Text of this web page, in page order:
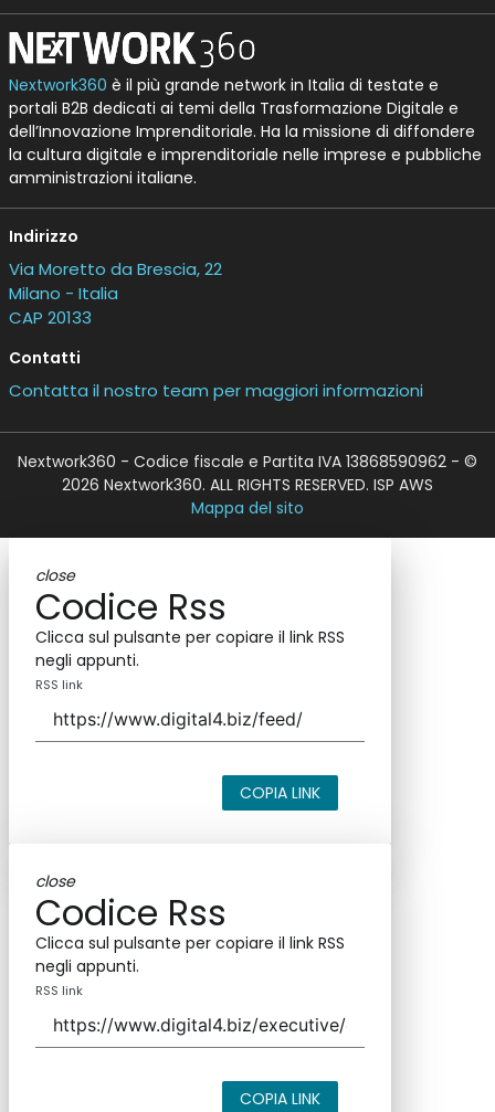
Nextwork360 è il più grande network in Italia di testate e
portali B2B dedicati ai temi della Trasformazione Digitale e
dell’Innovazione Imprenditoriale. Ha la missione di diffondere
la cultura digitale e imprenditoriale nelle imprese e pubbliche
amministrazioni italiane.
Indirizzo
Via Moretto da Brescia, 22
Milano - Italia
CAP 20133
Contatti
Contatta il nostro team per maggiori informazioni
Nextwork360 - Codice fiscale e Partita IVA 13868590962 - ©
2026 Nextwork360. ALL RIGHTS RESERVED. ISP AWS
Mappa del sito
close
Codice Rss
Clicca sul pulsante per copiare il link RSS
negli appunti.
RSS link
COPIA LINK
close
Codice Rss
Clicca sul pulsante per copiare il link RSS
negli appunti.
RSS link
COPIA LINK